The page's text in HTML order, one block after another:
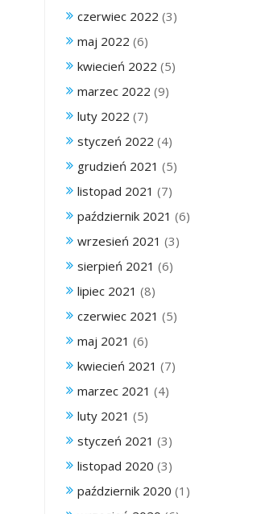
czerwiec 2022 (3)
maj 2022 (6)
kwiecień 2022 (5)
marzec 2022 (9)
luty 2022 (7)
styczeń 2022 (4)
grudzień 2021 (5)
listopad 2021 (7)
październik 2021 (6)
wrzesień 2021 (3)
sierpień 2021 (6)
lipiec 2021 (8)
czerwiec 2021 (5)
maj 2021 (6)
kwiecień 2021 (7)
marzec 2021 (4)
luty 2021 (5)
styczeń 2021 (3)
listopad 2020 (3)
październik 2020 (1)